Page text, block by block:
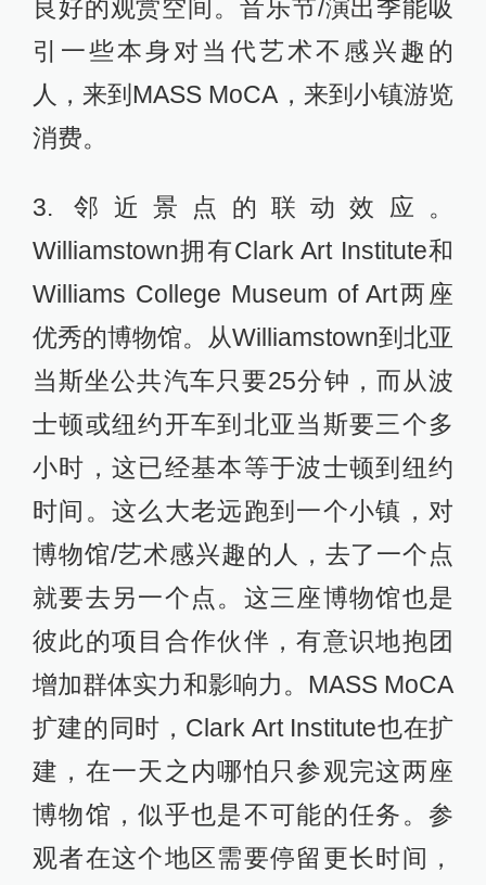
良好的观赏空间。音乐节/演出季能吸
引一些本身对当代艺术不感兴趣的
人，来到MASS MoCA，来到小镇游览
消费。
3. 邻近景点的联动效应。
Williamstown拥有Clark Art Institute和
Williams College Museum of Art两座
优秀的博物馆。从Williamstown到北亚
当斯坐公共汽车只要25分钟，而从波
士顿或纽约开车到北亚当斯要三个多
小时，这已经基本等于波士顿到纽约
时间。这么大老远跑到一个小镇，对
博物馆/艺术感兴趣的人，去了一个点
就要去另一个点。这三座博物馆也是
彼此的项目合作伙伴，有意识地抱团
增加群体实力和影响力。MASS MoCA
扩建的同时，Clark Art Institute也在扩
建，在一天之内哪怕只参观完这两座
博物馆，似乎也是不可能的任务。参
观者在这个地区需要停留更长时间，